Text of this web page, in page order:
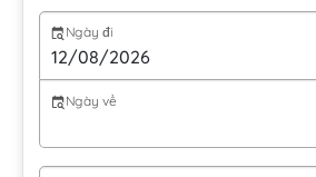
Ngày đi
Ngày về